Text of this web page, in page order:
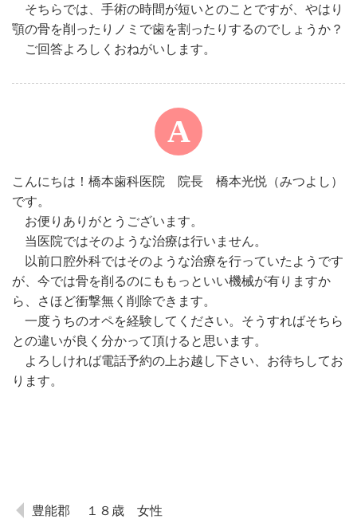
そちらでは、手術の時間が短いとのことですが、やはり
顎の骨を削ったりノミで歯を割ったりするのでしょうか？
ご回答よろしくおねがいします。
こんにちは！橋本歯科医院 院長 橋本光悦（みつよし）
です。
お便りありがとうございます。
当医院ではそのような治療は行いません。
以前口腔外科ではそのような治療を行っていたようです
が、今では骨を削るのにももっといい機械が有りますか
ら、さほど衝撃無く削除できます。
一度うちのオペを経験してください。そうすればそちら
との違いが良く分かって頂けると思います。
よろしければ電話予約の上お越し下さい、お待ちしてお
ります。
豊能郡 １８歳 女性